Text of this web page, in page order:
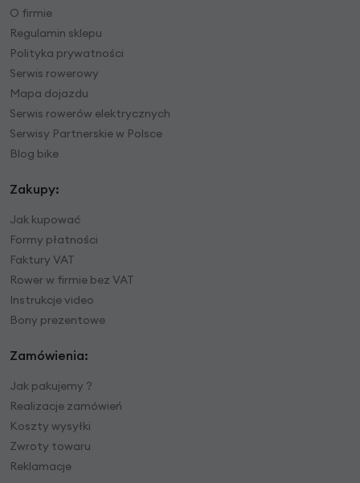
O firmie
Regulamin sklepu
Polityka prywatności
Serwis rowerowy
Mapa dojazdu
Serwis rowerów elektrycznych
Serwisy Partnerskie w Polsce
Blog bike
Zakupy:
Jak kupować
Formy płatności
Faktury VAT
Rower w firmie bez VAT
Instrukcje video
Bony prezentowe
Zamówienia:
Jak pakujemy ?
Realizacje zamówień
Koszty wysyłki
Zwroty towaru
Reklamacje